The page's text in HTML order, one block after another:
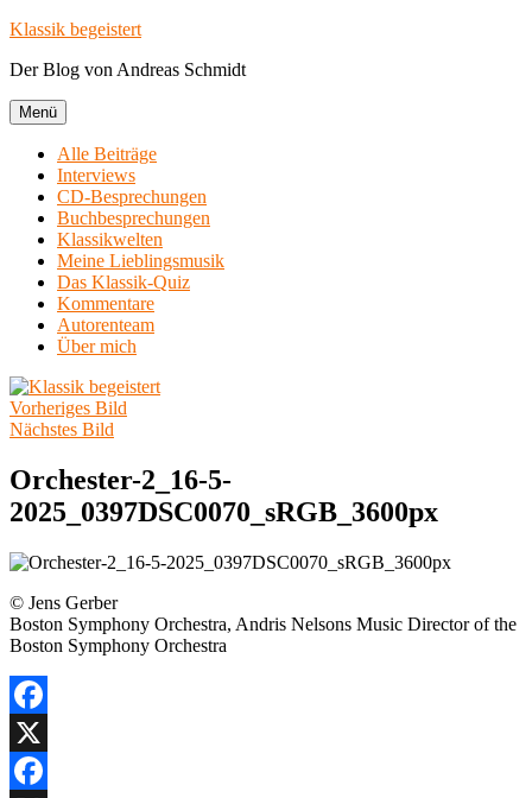
Zum
springen
Klassik begeistert
Der Blog von Andreas Schmidt
Menü
Alle Beiträge
Interviews
CD-Besprechungen
Buchbesprechungen
Klassikwelten
Meine Lieblingsmusik
Das Klassik-Quiz
Kommentare
Autorenteam
Über mich
Vorheriges Bild
Nächstes Bild
Orchester-2_16-5-
2025_0397DSC0070_sRGB_3600px
© Jens Gerber
Boston Symphony Orchestra, Andris Nelsons Music Director of the
Boston Symphony Orchestra
Facebook
X